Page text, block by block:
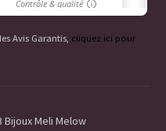
Avis Garantis, cliquez ici pour
Meli Melow